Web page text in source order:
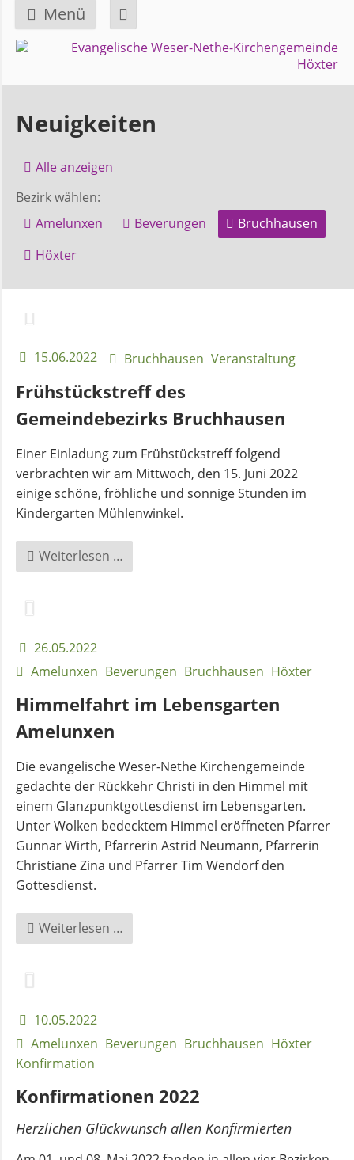
Menü
Navigation
GEMEINDE
Über
uns
Bezirke
Gremien
Ausschüsse
Pfarrer
Pfarrerinnen
Gemeindebüro
Weinbergstiftung
AKTUELLES
Terminkalender
Gemeindebrief
zum
Monatsspruch
GOTTESDIENSTE
Sommerkirche
ANGEBOTE
Gruppen
Kreise
Kirchenmusik
Kinder-
und
Neuigkeiten
Alle anzeigen
Bezirk wählen:
Amelunxen
Beverungen
Bruchhausen
Höxter
15.06.2022 Bruchhausen Veranstaltung
Frühstückstreff des
Gemeindebezirks Bruchhausen
Einer Einladung zum Frühstückstreff folgend
verbrachten wir am Mittwoch, den 15. Juni 2022
einige schöne, fröhliche und sonnige Stunden im
Kindergarten Mühlenwinkel.
Weiterlesen …
des
26.05.2022
Amelunxen Beverungen Bruchhausen Höxter
Himmelfahrt im Lebensgarten
Amelunxen
Die evangelische Weser-Nethe Kirchengemeinde
gedachte der Rückkehr Christi in den Himmel mit
einem Glanzpunktgottesdienst im Lebensgarten.
Unter Wolken bedecktem Himmel eröffneten Pfarrer
Gunnar Wirth, Pfarrerin Astrid Neumann, Pfarrerin
Christiane Zina und Pfarrer Tim Wendorf den
Gottesdienst.
Weiterlesen …
im
10.05.2022
Amelunxen Beverungen Bruchhausen Höxter
Konfirmation
Konfirmationen 2022
Herzlichen Glückwunsch allen Konfirmierten